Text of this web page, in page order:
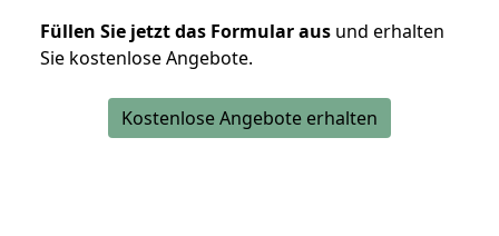
Füllen Sie jetzt das Formular aus und erhalten
Sie kostenlose Angebote.
Kostenlose Angebote erhalten